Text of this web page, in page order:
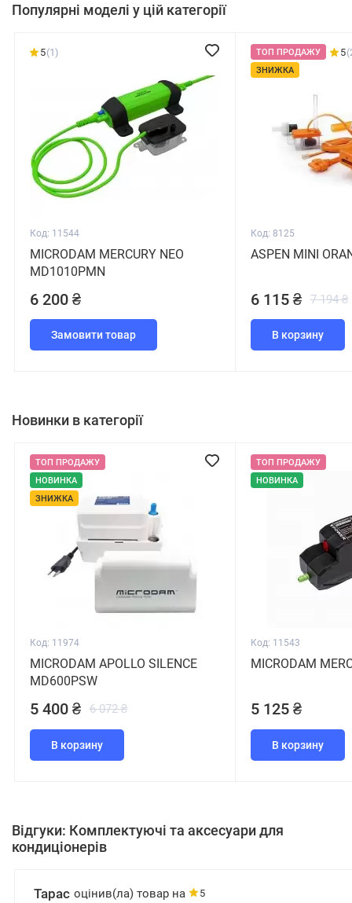
Популярні моделі у цій категорії
5(1)
Код: 11544
MICRODAM MERCURY NEO
MD1010PMN
6 200 ₴
Замовити товар
ТОП ПРОДАЖУ
ЗНИЖКА
5
Код: 8125
ASPEN MINI
6 115 ₴ 7 194 ₴
В корзину
Новинки в категорії
ТОП ПРОДАЖУ
НОВИНКА
ЗНИЖКА
Код: 11974
MICRODAM APOLLO SILENCE
MD600PSW
5 400 ₴ 6 072 ₴
В корзину
ТОП ПРОДАЖУ
НОВИНКА
Код: 11543
MICRODAM
5 125 ₴
В корзину
Відгуки: Комплектуючі та аксесуари для
кондиціонерів
Тарас оцінив(ла) товар на 5